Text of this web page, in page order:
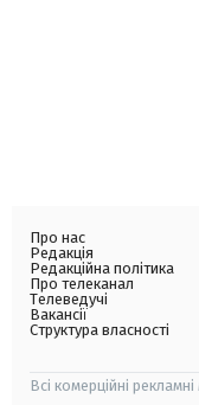
Про нас
Редакція
Редакційна політика
Про телеканал
Телеведучі
Вакансії
Структура власності
Всі комерційні